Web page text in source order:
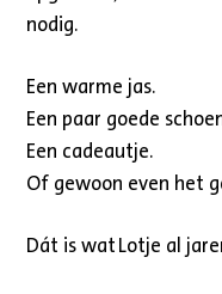
nodig.
Een warme jas.
Een paar goede
Een cadeautje.
Of gewoon even het
Dát is wat Lotje al